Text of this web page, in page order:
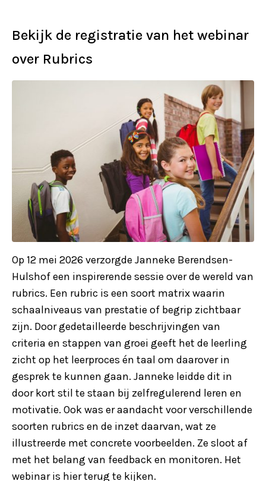
Bekijk de registratie van het webinar
over Rubrics
Op 12 mei 2026 verzorgde Janneke Berendsen-
Hulshof een inspirerende sessie over de wereld van
rubrics. Een rubric is een soort matrix waarin
schaalniveaus van prestatie of begrip zichtbaar
zijn. Door gedetailleerde beschrijvingen van
criteria en stappen van groei geeft het de leerling
zicht op het leerproces én taal om daarover in
gesprek te kunnen gaan. Janneke leidde dit in
door kort stil te staan bij zelfregulerend leren en
motivatie. Ook was er aandacht voor verschillende
soorten rubrics en de inzet daarvan, wat ze
illustreerde met concrete voorbeelden. Ze sloot af
met het belang van feedback en monitoren. Het
webinar is hier terug te kijken.